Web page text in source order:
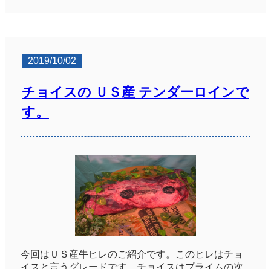
2019/10/02
チョイスの ＵＳ産 テンダーロインで
す。
今回はＵＳ産牛ヒレのご紹介です。このヒレはチョ
イスと言うグレードです。チョイスはプライムの次